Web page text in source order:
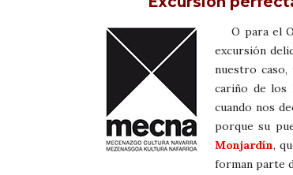
O para el
excursión
nuestro caso,
cariño de los
cuando nos
porque su
Monjardín,
forman parte